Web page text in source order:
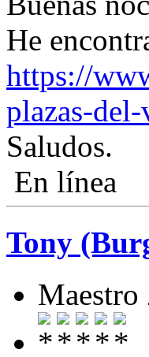
He
https://
plazas-
Saludos.
En línea
Tony